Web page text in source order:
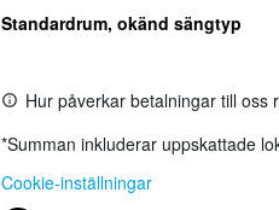
Standardrum, okänd sängtyp
Hur påverkar betalningar till oss
*Summan inkluderar uppskattade
Cookie-inställningar